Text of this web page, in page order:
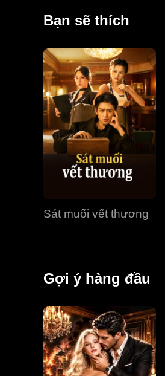
Bạn sẽ thích
Sát muối vết thương
Gợi ý hàng đầu